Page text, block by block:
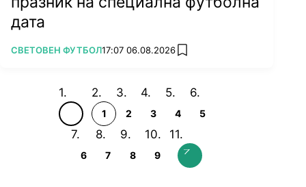
дата
ПОВЕЧЕ ОТ
СВЕТОВЕН ФУТБОЛ17:07 06.08.2026 add favorites
1 2 3 4 5
6 7 8 9